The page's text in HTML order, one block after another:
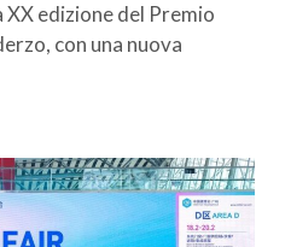
edizione del Premio
con una nuova